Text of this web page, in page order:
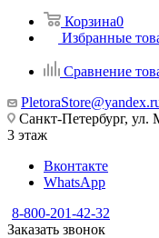
Корзина0
Избранные
Сравнение
Санкт-Петербург, ул.
3 этаж
Вконтакте
WhatsApp
8-800-201-42-32
Заказать звонок